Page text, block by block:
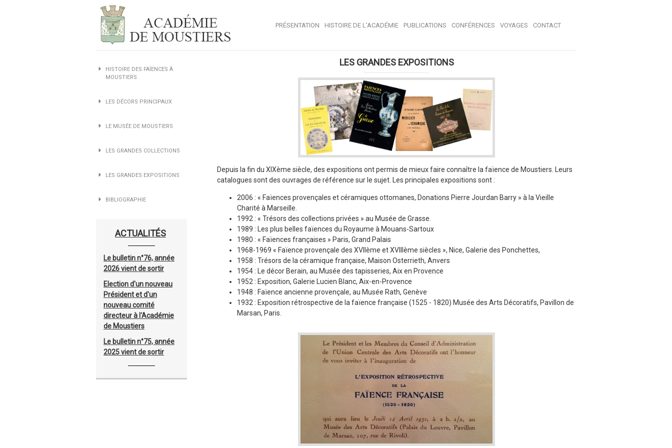
PRÉSENTATION HISTOIRE DE L'ACADÉMIE PUBLICATIONS CONFÉRENCES VOYAGES CONTACT
HISTOIRE DES FAÏENCES À
MOUSTIERS
LES DÉCORS PRINCIPAUX
LE MUSÉE DE MOUSTIERS
LES GRANDES COLLECTIONS
LES GRANDES EXPOSITIONS
BIBLIOGRAPHIE
ACTUALITÉS
Le bulletin n°76, année
2026 vient de sortir
Election d'un nouveau
Président et d'un
nouveau comité
directeur à l'Académie
de Moustiers
Le bulletin n°75, année
2025 vient de sortir
LES GRANDES EXPOSITIONS
Depuis la fin du XIXème siècle, des expositions ont permis de mieux faire connaître la faïence de Moustiers. Leurs
catalogues sont des ouvrages de référence sur le sujet. Les principales expositions sont :
2006 : « Faïences provençales et céramiques ottomanes, Donations Pierre Jourdan Barry » à la Vieille
Charité à Marseille.
1992 : « Trésors des collections privées » au Musée de Grasse.
1989 : Les plus belles faïences du Royaume à Mouans-Sartoux
1980 : « Faïences françaises » Paris, Grand Palais
1968-1969 « Faïence provençale des XVIIème et XVIIIème siècles », Nice, Galerie des Ponchettes,
1958 : Trésors de la céramique française, Maison Osterrieth, Anvers
1954 : Le décor Berain, au Musée des tapisseries, Aix en Provence
1952 : Exposition, Galerie Lucien Blanc, Aix-en-Provence
1948 : Faïence ancienne provençale, au Musée Rath, Genève
1932 : Exposition rétrospective de la faïence française (1525 - 1820) Musée des Arts Décoratifs, Pavillon de
Marsan, Paris.